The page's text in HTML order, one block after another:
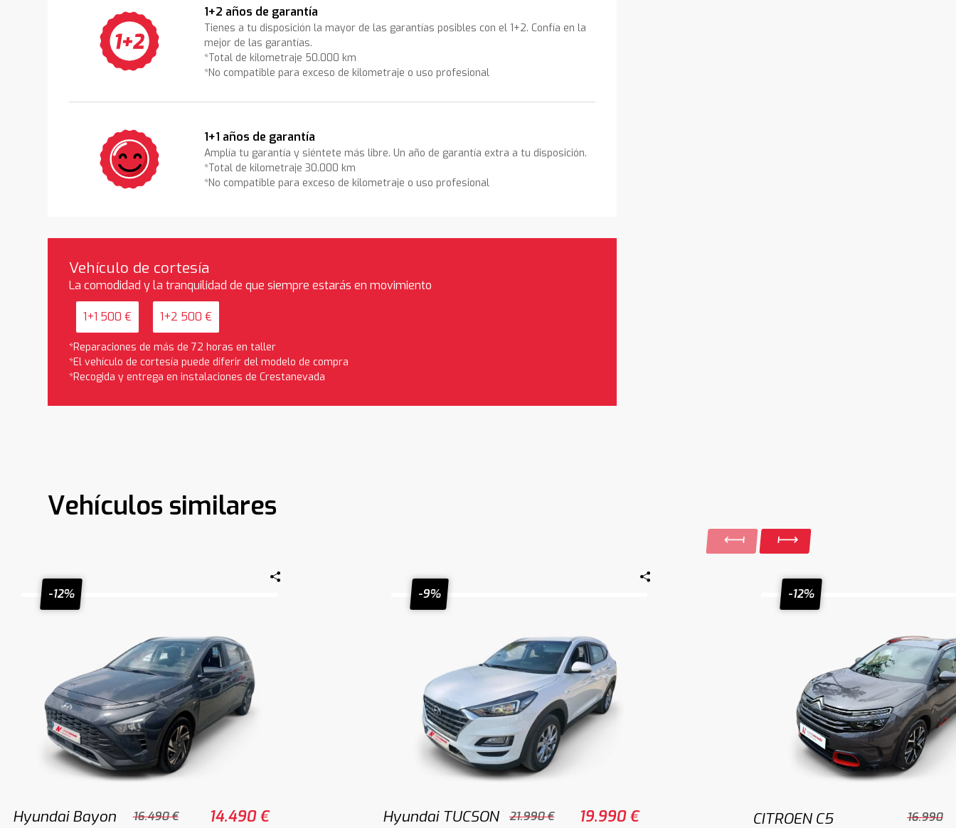
1+2 años de garantía
Tienes a tu disposición la mayor de las garantías posibles con el 1+2. Confía en la
mejor de las garantías.
*Total de kilometraje 50.000 km
*No compatible para exceso de kilometraje o uso profesional
1+1 años de garantía
Amplía tu garantía y siéntete más libre. Un año de garantía extra a tu disposición.
*Total de kilometraje 30.000 km
*No compatible para exceso de kilometraje o uso profesional
Vehículo de cortesía
La comodidad y la tranquilidad de que siempre estarás en movimiento
1+1 500 € 1+2 500 €
*Reparaciones de más de 72 horas en taller
*El vehículo de cortesía puede diferir del modelo de compra
*Recogida y entrega en instalaciones de Crestanevada
Vehículos similares
-12%
Hyundai Bayon 16.490 € 14.490 €
-9%
Hyundai TUCSON 21.990 € 19.990 €
-12%
CITROEN C5
16.990